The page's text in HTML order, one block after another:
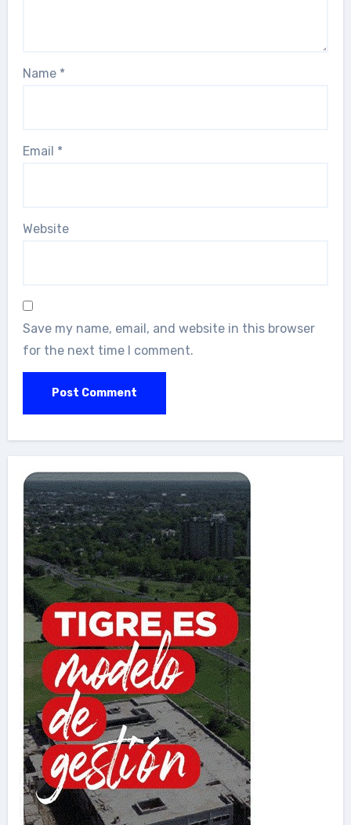
Name *
Email *
Website
Save my name, email, and website in this browser
for the next time I comment.